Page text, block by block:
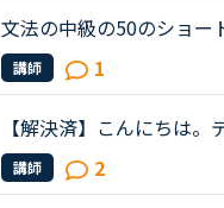
文法の中級の50のショ
s law firm while he was
ot; Secretary &quot;He
講師 1
【解決済】こんにちは
nity」 の第2パラグラフ
food becoming easier to
講師 2